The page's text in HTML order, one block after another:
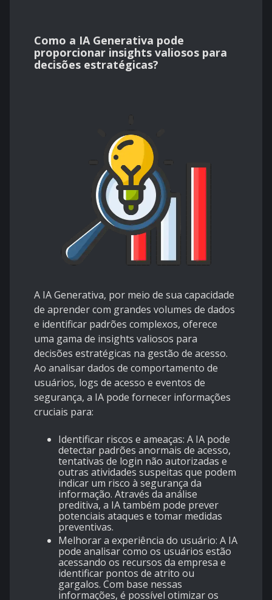
Como a IA Generativa pode
proporcionar insights valiosos para
decisões estratégicas?
A IA Generativa, por meio de sua capacidade
de aprender com grandes volumes de dados
e identificar padrões complexos, oferece
uma gama de insights valiosos para
decisões estratégicas na gestão de acesso.
Ao analisar dados de comportamento de
usuários, logs de acesso e eventos de
segurança, a IA pode fornecer informações
cruciais para:
Identificar riscos e ameaças: A IA pode
detectar padrões anormais de acesso,
tentativas de login não autorizadas e
outras atividades suspeitas que podem
indicar um risco à segurança da
informação. Através da análise
preditiva, a IA também pode prever
potenciais ataques e tomar medidas
preventivas.
Melhorar a experiência do usuário: A IA
pode analisar como os usuários estão
acessando os recursos da empresa e
identificar pontos de atrito ou
gargalos. Com base nessas
informações, é possível otimizar os